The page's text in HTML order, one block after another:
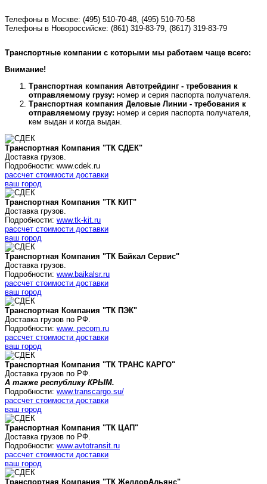
Телефоны в Москве: (495) 510-70-48 (495) 510-70-58
Телефоны в Новороссийске: (861) 319-83-79, (8617) 319-83-79
Транспортные компании с которыми мы работаем чаще всего:
Внимание!
Транспортная компания Автотрейдинг - требования к
отправляемому грузу: номер и серия паспорта получателя.
Транспортная компания Деловые Линии - требования к
отправляемому грузу: номер и серия паспорта получателя,
кем выдан и когда выдан.
Транспортная Компания "ТК СДЕК"
Доставка грузов.
Подробности: www.cdek.ru
рассчет стоимости доставки
ваш город
Транспортная Компания "ТК КИТ"
Доставка грузов.
Подробности: www.tk-kit.ru
рассчет стоимости доставки
ваш город
Транспортная Компания "ТК Байкал Сервис"
Доставка грузов.
Подробности: www.baikalsr.ru
рассчет стоимости доставки
ваш город
Транспортная Компания "ТК ПЭК"
Доставка грузов по РФ.
Подробности: www. pecom.ru
рассчет стоимости доставки
ваш город
Транспортная Компания "ТК ТРАНС КАРГО"
Доставка грузов по РФ.
А также республику КРЫМ.
Подробности: www.transcargo.su/
рассчет стоимости доставки
ваш город
Транспортная Компания "ТК ЦАП"
Доставка грузов по РФ.
Подробности: www.avtotransit.ru
рассчет стоимости доставки
ваш город
Транспортная Компания "ТК ЖелдорАльянс"